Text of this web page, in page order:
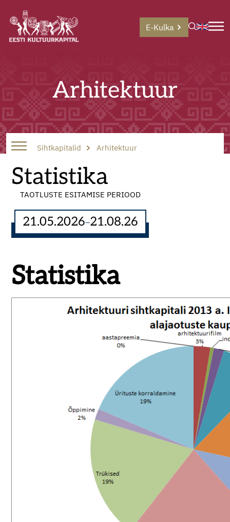
E-Kulka
Arhitektuur
Sihtkapitalid Arhitektuur
Statistika
TAOTLUSTE ESITAMISE PERIOOD
21.05.2026–21.08.26
Statistika